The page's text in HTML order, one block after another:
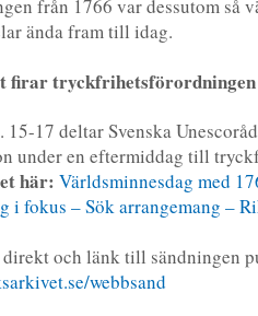
från 1766 var dessutom så
ända fram till idag.
firar
15-17 deltar Svenska
under en eftermiddag till
här: Världsminnesdag med
fokus – Sök arrangemang –
och länk till sändningen
webbsand